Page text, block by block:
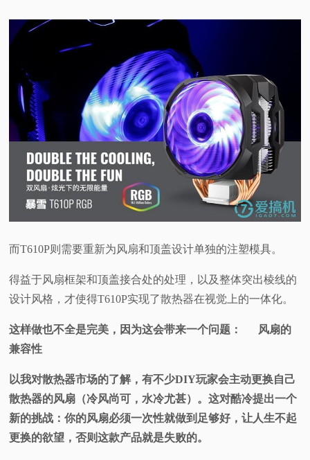
而T610P则需要重新为风扇和顶盖设计单独的注塑模具。
得益于风扇框架和顶盖接合处的处理，以及整体突出棱线的
设计风格，才使得T610P实现了散热器在视觉上的一体化。
这样做也不全是完美，因为这会带来一个问题：
风扇的
兼容性
以我对散热器市场的了解，有不少DIY玩家会主动更换自己
散热器的风扇（冷风尚可，水冷尤甚）。这对酷冷提出一个
新的挑战：你的风扇必须一次性就做到足够好，让人生不起
更换的欲望，否则这款产品就是失败的。